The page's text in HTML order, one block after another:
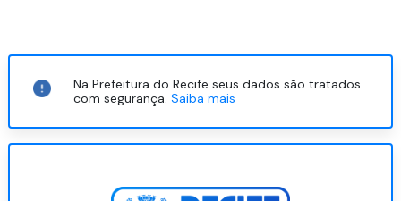
Na Prefeitura do Recife seus dados são tratados
com segurança.Saiba mais